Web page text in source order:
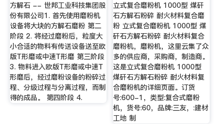
方解石 -- 世邦工业科技集团股
份有限公司1. 首先使用磨粉机
设备将大块的方解石磨粉 第二
阶段 2. 将经过磨粉后，粒度大
小合适的物料有传送设备送至欧
版T形磨或中速T形磨 第三阶段
3. 物料进入欧版T形磨或中速T
形磨后，经过磨粉设备的粉碎过
程、分级过程与分离过程，而制
得的成品。 第四阶段 4.
立式复合磨粉机 1000型 煤矸
石方解石粉碎 耐火材料复合磨
粉 立式复合磨粉机 1000型 煤
矸石方解石粉碎 耐火材料复合
磨粉机，磨粉机，这里云集了众
多的供应商，采购商，制造商。
这是立式复合磨粉机 1000型
煤矸石方解石粉碎 耐火材料复
合磨粉机的详细页面。订货
号:600-1，类型:复合式磨粉
机，货号:60，品牌:三友，:建材
工地 制